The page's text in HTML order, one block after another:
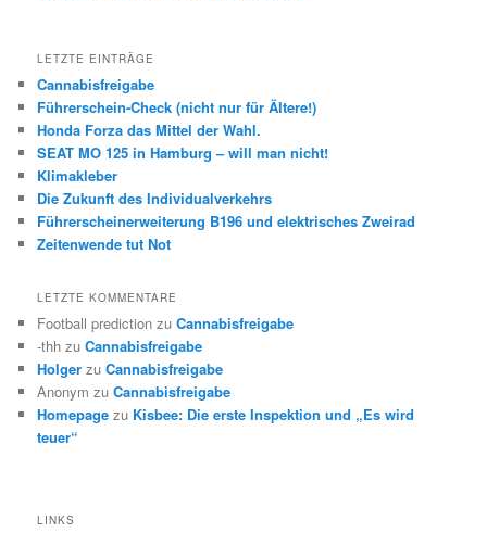
LETZTE EINTRÄGE
Cannabisfreigabe
Führerschein-Check (nicht nur für Ältere!)
Honda Forza das Mittel der Wahl.
SEAT MO 125 in Hamburg – will man nicht!
Klimakleber
Die Zukunft des Individualverkehrs
Führerscheinerweiterung B196 und elektrisches Zweirad
Zeitenwende tut Not
LETZTE KOMMENTARE
Football prediction zuCannabisfreigabe
-thh zuCannabisfreigabe
Holger zuCannabisfreigabe
Anonym zuCannabisfreigabe
Homepage zu Kisbee: Die erste Inspektion und „Es wird
teuer“
LINKS